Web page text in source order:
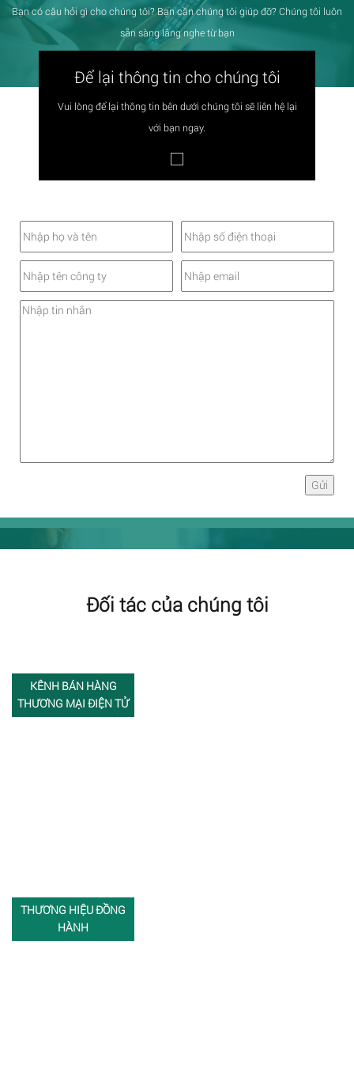
Bạn có câu hỏi gì cho chúng tôi? Bạn cần chúng tôi giúp đỡ? Chúng tôi luôn
sẵn sàng lắng nghe từ bạn
Để lại thông tin cho chúng tôi
Vui lòng để lại thông tin bên dưới chúng tôi sẽ liên hệ lại
với bạn ngay.
Đối tác của chúng tôi
KÊNH BÁN HÀNG
THƯƠNG MẠI ĐIỆN TỬ
THƯƠNG HIỆU ĐỒNG
HÀNH